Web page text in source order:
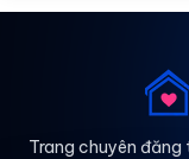
Trang chuyên đăng